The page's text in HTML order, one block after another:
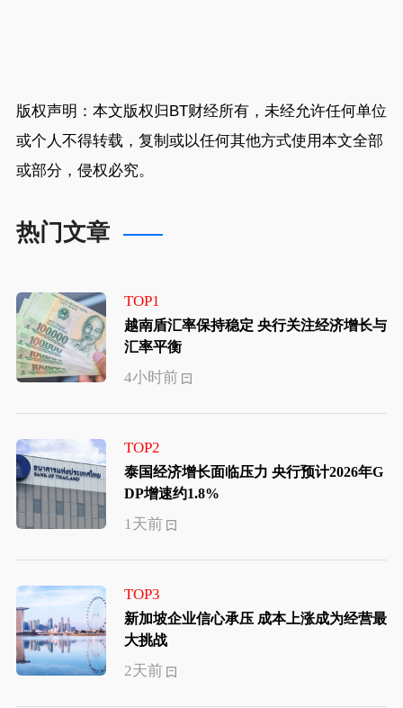
版权声明：本文版权归BT财经所有，未经允许任何单位
或个人不得转载，复制或以任何其他方式使用本文全部
或部分，侵权必究。
热门文章
TOP1
越南盾汇率保持稳定 央行关注经济增长与
汇率平衡
4小时前
TOP2
泰国经济增长面临压力 央行预计2026年G
DP增速约1.8%
1天前
TOP3
新加坡企业信心承压 成本上涨成为经营最
大挑战
2天前